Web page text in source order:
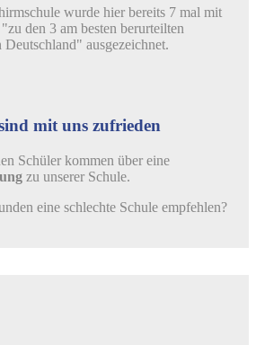
wurde hier bereits 7 mal mit
den 3 am besten berurteilten
ausgezeichnet.
mit uns zufrieden
Schüler kommen über eine
zu unserer Schule.
eine schlechte Schule empfehlen?